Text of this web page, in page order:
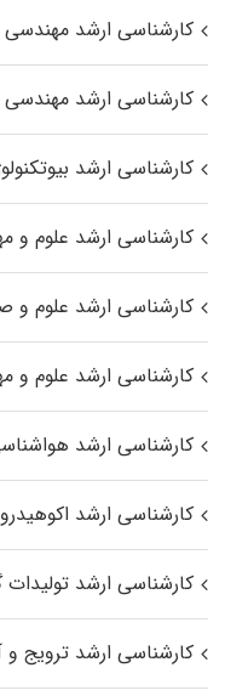
کارشناسی ارشد مهندسی
کارشناسی ارشد
کارشناسی ارشد
کارشناسی ارشد علوم و
کارشناسی ارشد علوم و
کارشناسی ارشد علوم
کارشناسی ارشد
کارشناسی ارشد
کارشناسی ارشد
کارشناسی ارشد ترویج